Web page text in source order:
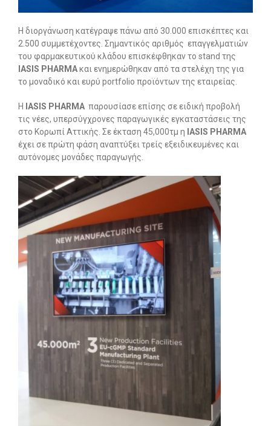
Η διοργάνωση κατέγραψε πάνω από 30.000 επισκέπτες και
2.500 συμμετέχοντες. Σημαντικός αριθμός επαγγελματιών
του φαρμακευτικού κλάδου επισκέφθηκαν το stand της
IASIS PHARMAκαι ενημερώθηκαν από τα στελέχη της για
το μοναδικό και ευρύ portfolio προϊόντων της εταιρείας.
Η IASIS PHARMA παρουσίασε επίσης σε ειδική προβολή
τις νέες, υπερσύγχρονες παραγωγικές εγκαταστάσεις της
στο Κορωπί Αττικής. Σε έκταση 45,000τμ η IASIS PHARMA
έχει σε πρώτη φάση αναπτύξει τρείς εξειδικευμένες και
αυτόνομες μονάδες παραγωγής.